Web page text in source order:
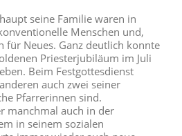
seine Familie waren in
Menschen und,
für Neues. Ganz deutlich konnte
Priesterjubiläum im Juli
Beim Festgottesdienst
auch zwei seiner
Pfarrerinnen sind.
manchmal auch in der
in seinem sozialen